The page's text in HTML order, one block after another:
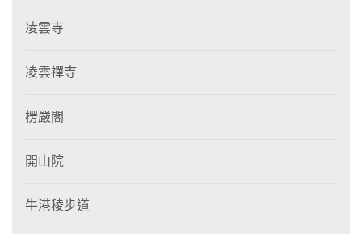
凌雲寺
凌雲禪寺
楞嚴閣
開山院
牛港稜步道